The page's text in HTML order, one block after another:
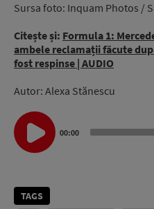
Sursa foto: Inquam Photos /
Citește și: Formula 1:
ambele reclamații făcute
fost respinse | AUDIO
Autor: Alexa Stănescu
Audio
Player
00:00
TAGS